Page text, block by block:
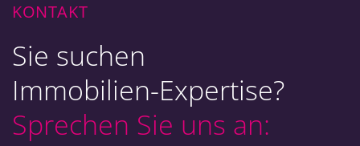
KONTAKT
Sie suchen
Immobilien-Expertise?
Sprechen Sie uns an: